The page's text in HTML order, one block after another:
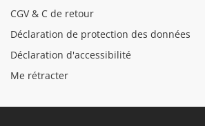
CGV & C de retour
Déclaration de protection des données
Déclaration d'accessibilité
Me rétracter